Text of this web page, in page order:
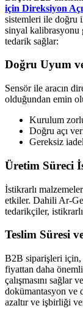
için Direksiyon
sistemleri ile doğru
sinyal kalibrasyonu
tedarik sağlar:
Doğru Uyum
Sensör ile aracın
olduğundan emin
Kurulum
Doğru açı
Gereksiz
Üretim Süreci
İstikrarlı
etkiler. Dahili Ar-
tedarikçiler,
Teslim Süresi
B2B siparişleri için,
fiyattan daha
çalışmasını sağlar
dokümantasyon ve
azaltır ve işbirliği